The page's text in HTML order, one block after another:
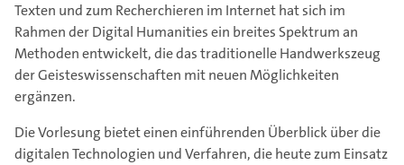
Texten und zum Recherchieren im Internet hat sich im
Rahmen der Digital Humanities ein breites Spektrum an
Methoden entwickelt, die das traditionelle Handwerkszeug
der Geisteswissenschaften mit neuen Möglichkeiten
ergänzen.
Die Vorlesung bietet einen einführenden Überblick über die
digitalen Technologien und Verfahren, die heute zum Einsatz